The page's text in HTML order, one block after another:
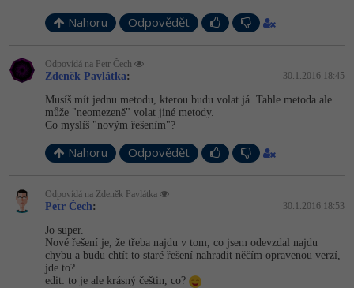
Nahoru Odpovědět
Odpovídá na Petr Čech
Zdeněk Pavlátka: 30.1.2016 18:45
Musíš mít jednu metodu, kterou budu volat já. Tahle metoda ale
může "neomezeně" volat jiné metody.
Co myslíš "novým řešením"?
Nahoru Odpovědět
Odpovídá na Zdeněk Pavlátka
Petr Čech: 30.1.2016 18:53
Jo super.
Nové řešení je, že třeba najdu v tom, co jsem odevzdal najdu
chybu a budu chtít to staré řešení nahradit něčím opravenou verzí,
jde to?
edit: to je ale krásný češtin, co?